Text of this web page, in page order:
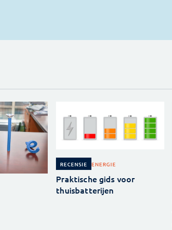
RECENSIE ENERGIE
Praktische gids voor
thuisbatterijen